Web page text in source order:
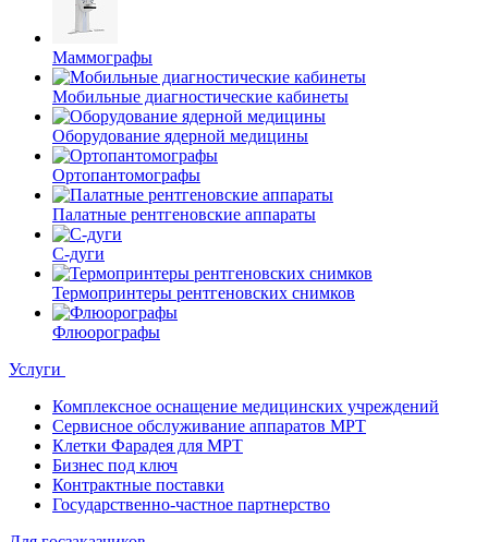
Маммографы
Мобильные диагностические кабинеты
Оборудование ядерной медицины
Ортопантомографы
Палатные рентгеновские аппараты
С-дуги
Термопринтеры рентгеновских снимков
Флюорографы
Услуги
Комплексное оснащение медицинских учреждений
Сервисное обслуживание аппаратов МРТ
Клетки Фарадея для МРТ
Бизнес под ключ
Контрактные поставки
Государственно-частное партнерство